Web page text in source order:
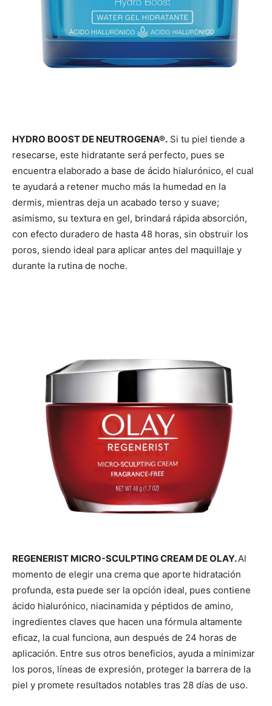
HYDRO BOOST DE NEUTROGENA®. Si tu piel tiende a
resecarse, este hidratante será perfecto, pues se
encuentra elaborado a base de ácido hialurónico, el cual
te ayudará a retener mucho más la humedad en la
dermis, mientras deja un acabado terso y suave;
asimismo, su textura en gel, brindará rápida absorción,
con efecto duradero de hasta 48 horas, sin obstruir los
poros, siendo ideal para aplicar antes del maquillaje y
durante la rutina de noche.
REGENERIST MICRO-SCULPTING CREAM DE OLAY.Al
momento de elegir una crema que aporte hidratación
profunda, esta puede ser la opción ideal, pues contiene
ácido hialurónico, niacinamida y péptidos de amino,
ingredientes claves que hacen una fórmula altamente
eficaz, la cual funciona, aun después de 24 horas de
aplicación. Entre sus otros beneficios, ayuda a minimizar
los poros, líneas de expresión, proteger la barrera de la
piel y promete resultados notables tras 28 días de uso.